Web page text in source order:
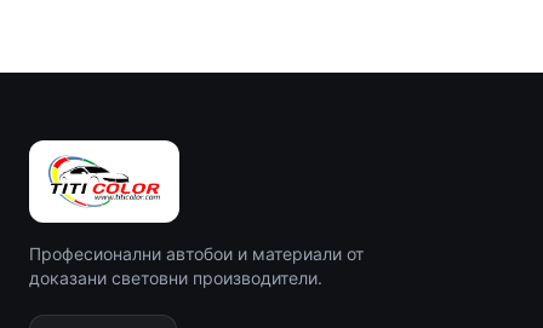
Професионални автобои и материали от
доказани световни производители.